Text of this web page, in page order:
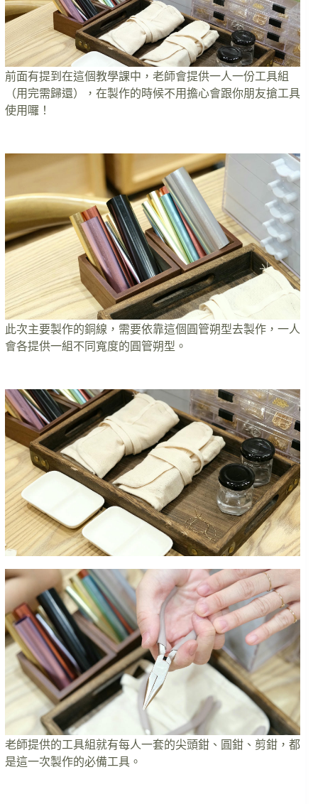
前面有提到在這個教學課中，老師會提供一人一份工具組
（用完需歸還），在製作的時候不用擔心會跟你朋友搶工具
使用囉！
此次主要製作的銅線，需要依靠這個圓管朔型去製作，一人
會各提供一組不同寬度的圓管朔型。
老師提供的工具組就有每人一套的尖頭鉗、圓鉗、剪鉗，都
是這一次製作的必備工具。